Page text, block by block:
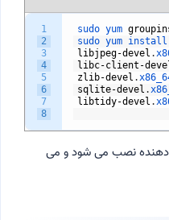
1
2
3
4
5
6
7
8
sudo yum
sudo yum install
libjpeg-devel .
libc-client -
zlib-devel .
sqlite-devel .
libtidy-devel .
دهنده نصب می شود و می